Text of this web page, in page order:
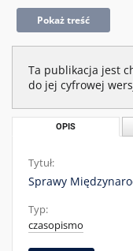
Pokaż treść
Ta publikacja jest
do jej cyfrowej
OPIS
Tytuł:
Sprawy
Typ:
czasopismo